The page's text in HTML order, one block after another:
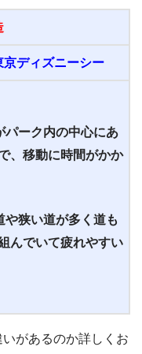
京ディズニーシー
パーク内の中心にあ
、 移動に時間がかか
や狭い道が多く道も
んでいて疲れやすい
があるのか詳しくお